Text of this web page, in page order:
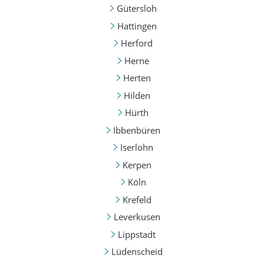
Gütersloh
Hattingen
Herford
Herne
Herten
Hilden
Hürth
Ibbenbüren
Iserlohn
Kerpen
Köln
Krefeld
Leverkusen
Lippstadt
Lüdenscheid